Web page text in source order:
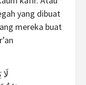
yang dibuat
mereka buat